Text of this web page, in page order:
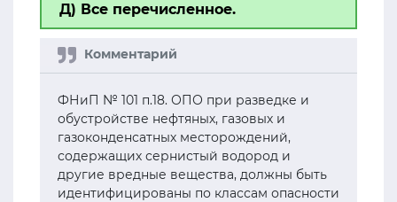
Д) Все перечисленное.
ФНиП № 101 п.18. ОПО при разведке и
обустройстве нефтяных, газовых и
газоконденсатных месторождений,
содержащих сернистый водород и
другие вредные вещества, должны быть
идентифицированы по классам опасности